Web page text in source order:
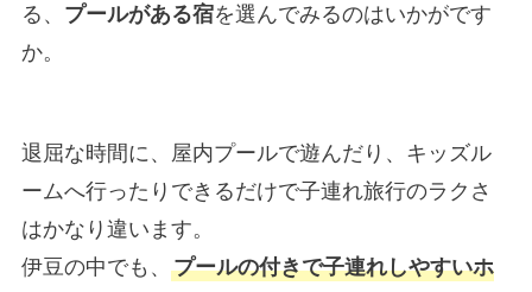
る、 プールがある宿を選んでみるのはいかがです
か。
退屈な時間に、屋内プールで遊んだり、キッズル
ームへ行ったりできるだけで子連れ旅行のラクさ
はかなり違います。
伊豆の中でも、 プールの付きで子連れしやすいホ